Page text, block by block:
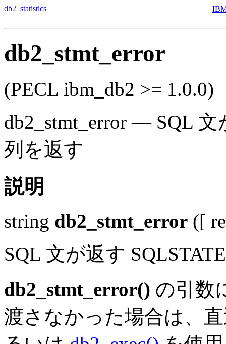
db2_statistics
db2_stmt_error
(PECL ibm_db2 >= 1.0.0)
db2_stmt_error — SQL 文
列を返す
説明
string db2_stmt_error ([
SQL 文が返す
db2_stmt_error() の引数
渡さなかった場合は、